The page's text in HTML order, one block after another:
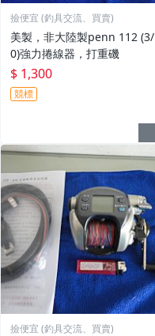
撿便宜 (釣具交流、買賣)
美製，非大陸製penn 112 (3/
0)強力捲線器，打重磯
$ 1,300
競標
撿便宜 (釣具交流、買賣)